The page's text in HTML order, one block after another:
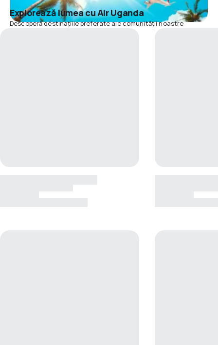
Explorează lumea cu Air Uganda
Descoperă destinațiile preferate ale comunității noastre